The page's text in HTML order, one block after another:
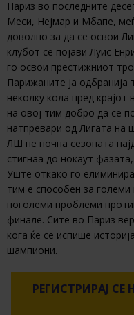
Париз во последните
Меси, Нејмар и Мбапе,
доволно за да се освои
клубот се појави Луис
го освои престижниот
Парижаните ја
неколку кола пред
на овој тим добро да се
натпревари од Лигата на
ЛШ не почна сезоната
стигнаа до нокаут
Уште откако го
тим е способен за
поголеми проблеми
финале. Сите во Париз
кога ќе се испише
шампиони.
РЕГИСТРИРАЈ СЕ